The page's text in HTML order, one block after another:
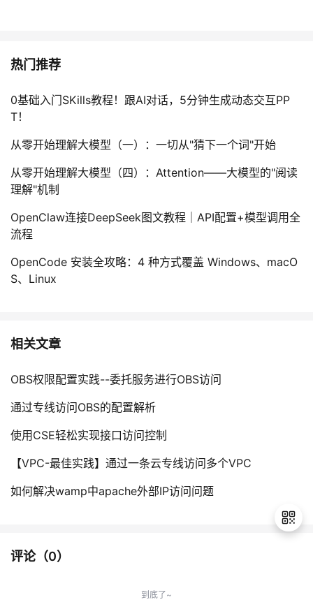
热门推荐
0基础入门SKills教程！跟AI对话，5分钟生成动态交互PP
T！
从零开始理解大模型（一）：一切从"猜下一个词"开始
从零开始理解大模型（四）：Attention——大模型的"阅读
理解"机制
OpenClaw连接DeepSeek图文教程｜API配置+模型调用全
流程
OpenCode 安装全攻略：4 种方式覆盖 Windows、macO
S、Linux
相关文章
OBS权限配置实践--委托服务进行OBS访问
通过专线访问OBS的配置解析
使用CSE轻松实现接口访问控制
【VPC-最佳实践】通过一条云专线访问多个VPC
如何解决wamp中apache外部IP访问问题
评论（0）
到底了~